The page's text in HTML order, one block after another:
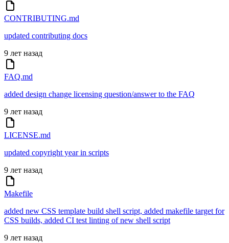
CONTRIBUTING.md
updated contributing docs
9 лет назад
FAQ.md
added design change licensing question/answer to the FAQ
9 лет назад
LICENSE.md
updated copyright year in scripts
9 лет назад
Makefile
added new CSS template build shell script, added makefile target for
CSS builds, added CI test linting of new shell script
9 лет назад